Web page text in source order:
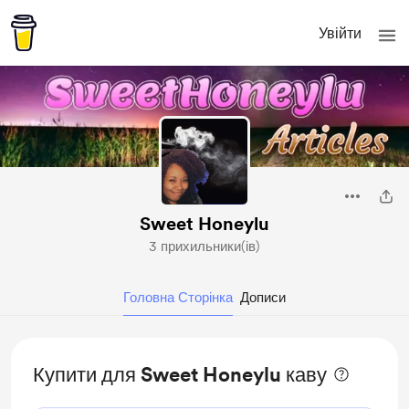
Увійти
Sweet Honeylu
3 прихильники(ів)
Головна Сторінка Дописи
Купити для Sweet Honeylu каву